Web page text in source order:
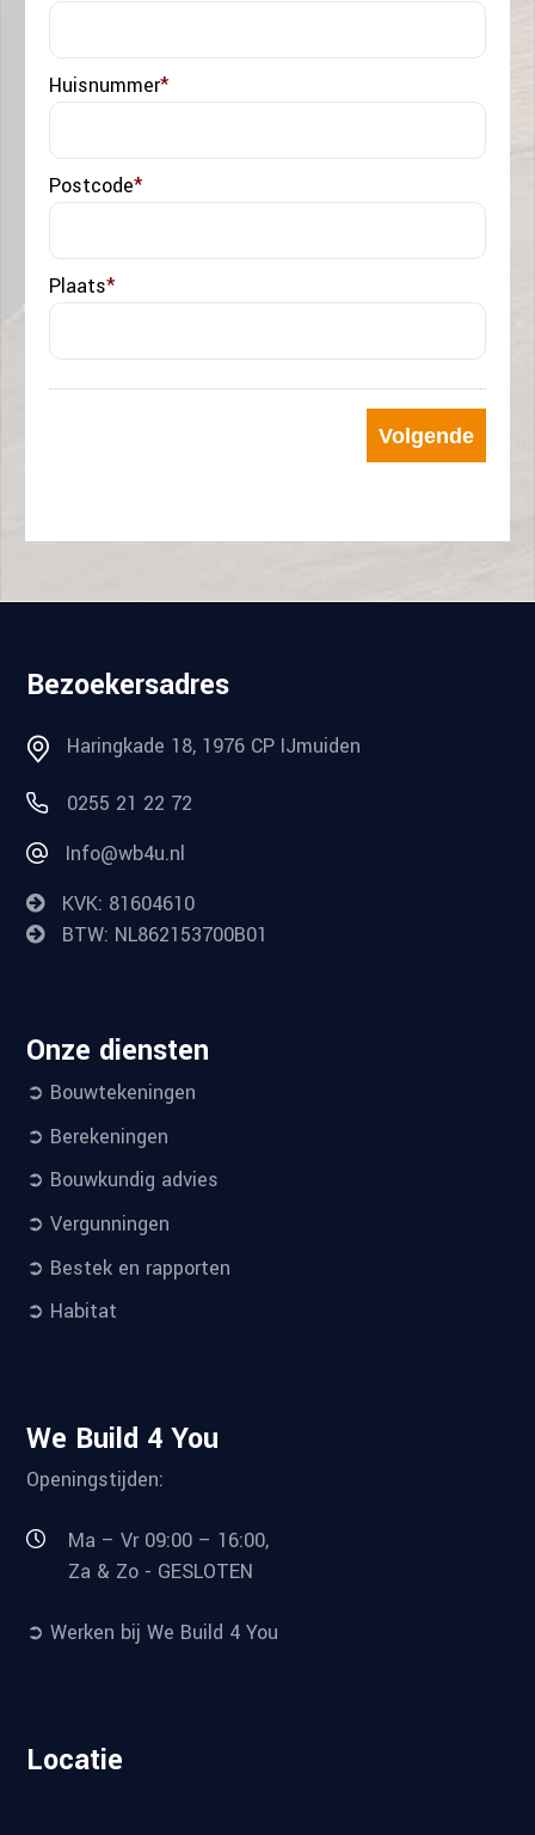
Huisnummer*
Postcode*
Plaats*
Bezoekersadres
Haringkade 18, 1976 CP IJmuiden
0255 21 22 72
Info@wb4u.nl
KVK: 81604610
BTW: NL862153700B01
Onze diensten
➲ Bouwtekeningen
➲ Berekeningen
➲ Bouwkundig advies
➲ Vergunningen
➲ Bestek en rapporten
➲ Habitat
We Build 4 You
Openingstijden:
Ma – Vr 09:00 – 16:00,
Za & Zo - GESLOTEN
➲ Werken bij We Build 4 You
Locatie